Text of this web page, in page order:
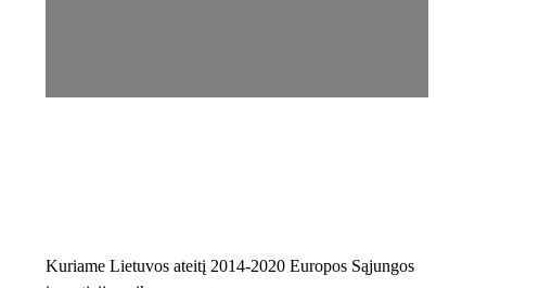
Kuriame Lietuvos ateitį 2014-2020 Europos Sąjungos